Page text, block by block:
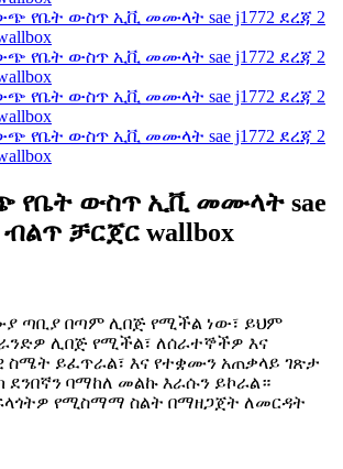
የቤት ውስጥ ኢቪ መሙላት sae
ብልጥ ቻርጀር wallbox
ጣቢያ በጣም ሊበጅ የሚችል ነው፣ ይህም
ሊበጅ የሚችል፣ ለሰራተኞችዎ እና
ስሜት ይፈጥራል፣ እና የተቋሙን አጠቃላይ ገጽታ
ደንበኛን ባማከለ መልኩ እራሱን ይኮራል።
የሚስማማ ስልት በማዘጋጀት ለመርዳት